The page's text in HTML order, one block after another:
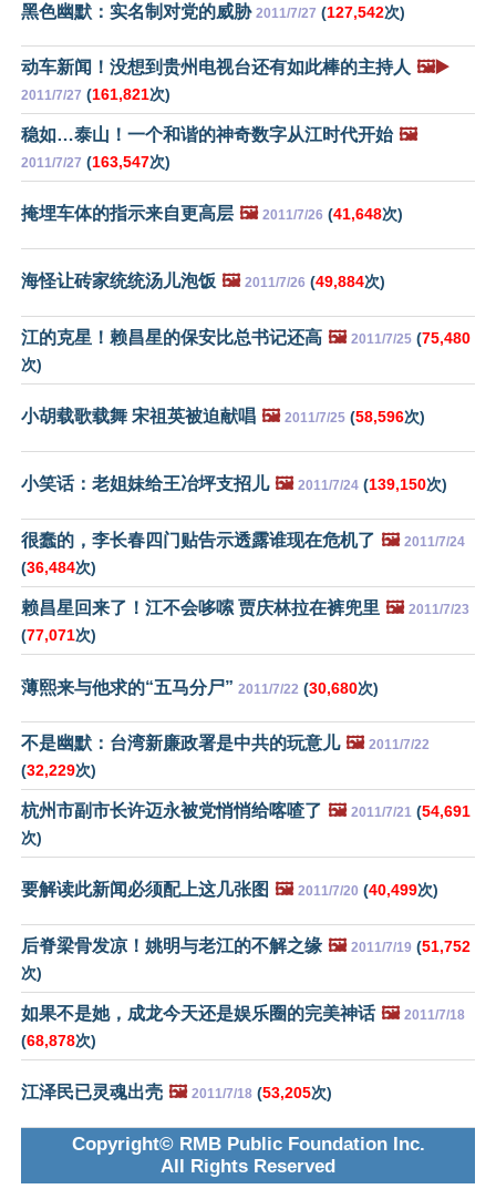
黑色幽默：实名制对党的威胁 2011/7/27 (127,542次)
动车新闻！没想到贵州电视台还有如此棒的主持人 🖼️▶️
2011/7/27 (161,821次)
稳如…泰山！一个和谐的神奇数字从江时代开始 🖼️
2011/7/27 (163,547次)
掩埋车体的指示来自更高层 🖼️ 2011/7/26 (41,648次)
海怪让砖家统统汤儿泡饭 🖼️ 2011/7/26 (49,884次)
江的克星！赖昌星的保安比总书记还高 🖼️ 2011/7/25 (75,480
次)
小胡载歌载舞 宋祖英被迫献唱 🖼️ 2011/7/25 (58,596次)
小笑话：老姐妹给王冶坪支招儿 🖼️ 2011/7/24 (139,150次)
很蠢的，李长春四门贴告示透露谁现在危机了 🖼️ 2011/7/24
(36,484次)
赖昌星回来了！江不会哆嗦 贾庆林拉在裤兜里 🖼️ 2011/7/23
(77,071次)
薄熙来与他求的“五马分尸” 2011/7/22 (30,680次)
不是幽默：台湾新廉政署是中共的玩意儿 🖼️ 2011/7/22
(32,229次)
杭州市副市长许迈永被党悄悄给喀喳了 🖼️ 2011/7/21 (54,691
次)
要解读此新闻必须配上这几张图 🖼️ 2011/7/20 (40,499次)
后脊梁骨发凉！姚明与老江的不解之缘 🖼️ 2011/7/19 (51,752
次)
如果不是她，成龙今天还是娱乐圈的完美神话 🖼️ 2011/7/18
(68,878次)
江泽民已灵魂出壳 🖼️ 2011/7/18 (53,205次)
Copyright© RMB Public Foundation Inc.
All Rights Reserved